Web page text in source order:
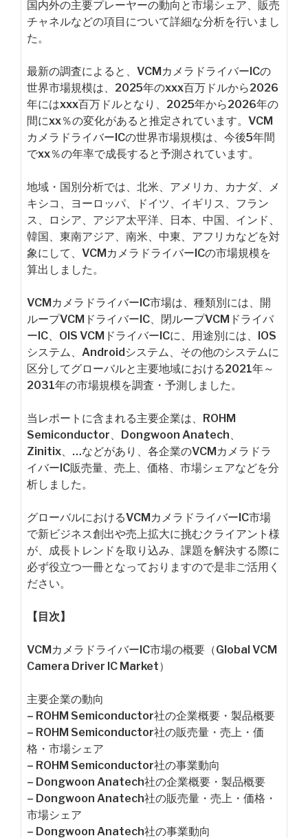
国内外の主要プレーヤーの動向と市場シェア、販売
チャネルなどの項目について詳細な分析を行いまし
た。
最新の調査によると、VCMカメラドライバーICの
世界市場規模は、2025年のxxx百万ドルから2026
年にはxxx百万ドルとなり、2025年から2026年の
間にxx％の変化があると推定されています。VCM
カメラドライバーICの世界市場規模は、今後5年間
でxx％の年率で成長すると予測されています。
地域・国別分析では、北米、アメリカ、カナダ、メ
キシコ、ヨーロッパ、ドイツ、イギリス、フラン
ス、ロシア、アジア太平洋、日本、中国、インド、
韓国、東南アジア、南米、中東、アフリカなどを対
象にして、VCMカメラドライバーICの市場規模を
算出しました。
VCMカメラドライバーIC市場は、種類別には、開
ループVCMドライバーIC、閉ループVCMドライバ
ーIC、OIS VCMドライバーICに、用途別には、IOS
システム、Androidシステム、その他のシステムに
区分してグローバルと主要地域における2021年～
2031年の市場規模を調査・予測しました。
当レポートに含まれる主要企業は、ROHM
Semiconductor、Dongwoon Anatech、
Zinitix、…などがあり、各企業のVCMカメラドラ
イバーIC販売量、売上、価格、市場シェアなどを分
析しました。
グローバルにおけるVCMカメラドライバーIC市場
で新ビジネス創出や売上拡大に挑むクライアント様
が、成長トレンドを取り込み、課題を解決する際に
必ず役立つ一冊となっておりますので是非ご活用く
ださい。
【目次】
VCMカメラドライバーIC市場の概要（Global VCM
Camera Driver IC Market）
主要企業の動向
– ROHM Semiconductor社の企業概要・製品概要
– ROHM Semiconductor社の販売量・売上・価
格・市場シェア
– ROHM Semiconductor社の事業動向
– Dongwoon Anatech社の企業概要・製品概要
– Dongwoon Anatech社の販売量・売上・価格・
市場シェア
– Dongwoon Anatech社の事業動向